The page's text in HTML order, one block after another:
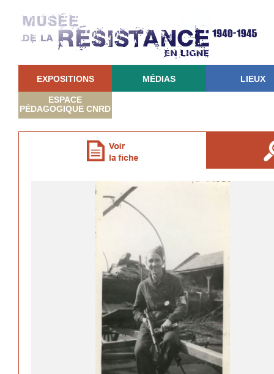
EXPOSITIONS MÉDIAS LIEUX
ESPACE
PÉDAGOGIQUE CNRD